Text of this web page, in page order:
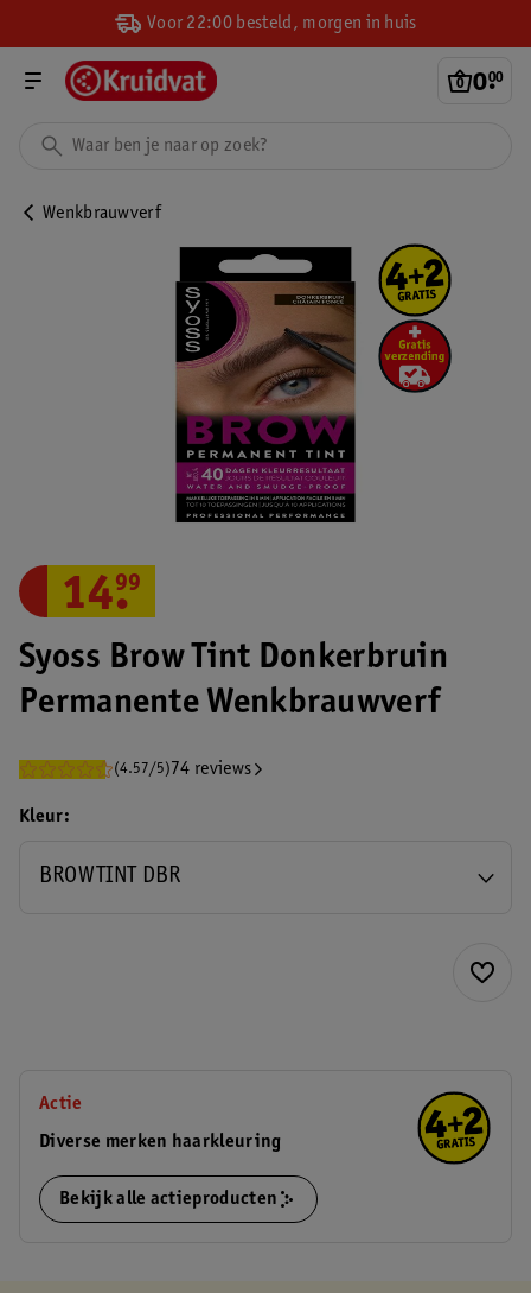
Voor 22:00 besteld, morgen in huis
0.
00
Wenkbrauwverf
Syoss Brow Tint Donkerbruin
Permanente Wenkbrauwverf
(4.57/5) 74 reviews
14.
99
Kleur
BROWTINT DBR
Actie
Diverse merken haarkleuring
Bekijk alle actieproducten